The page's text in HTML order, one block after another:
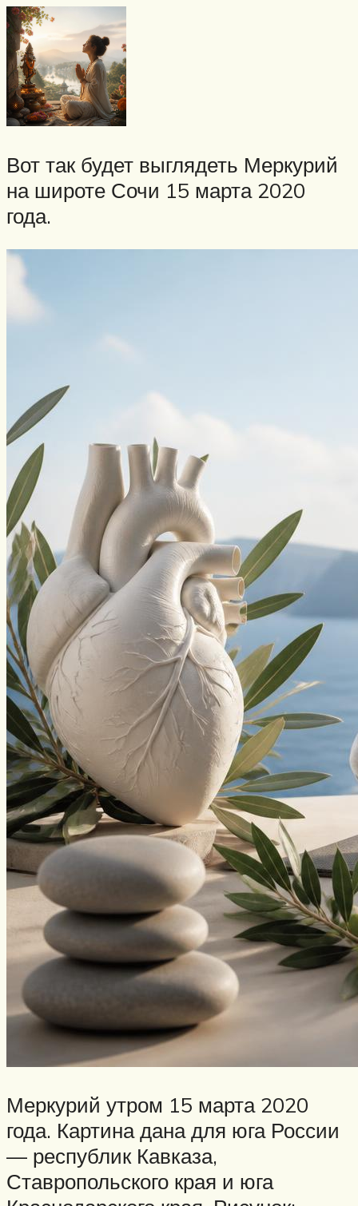
Вот так будет выглядеть Меркурий
на широте Сочи 15 марта 2020
года.
Меркурий утром 15 марта 2020
года. Картина дана для юга России
— республик Кавказа,
Ставропольского края и юга